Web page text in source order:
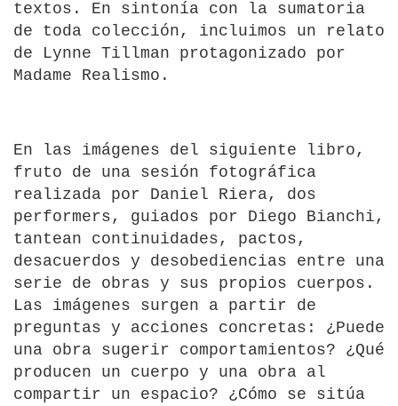
textos. En sintonía con la sumatoria
de toda colección, incluimos un relato
de Lynne Tillman protagonizado por
Madame Realismo.
En las imágenes del siguiente libro,
fruto de una sesión fotográfica
realizada por Daniel Riera, dos
performers, guiados por Diego Bianchi,
tantean continuidades, pactos,
desacuerdos y desobediencias entre una
serie de obras y sus propios cuerpos.
Las imágenes surgen a partir de
preguntas y acciones concretas: ¿Puede
una obra sugerir comportamientos? ¿Qué
producen un cuerpo y una obra al
compartir un espacio? ¿Cómo se sitúa